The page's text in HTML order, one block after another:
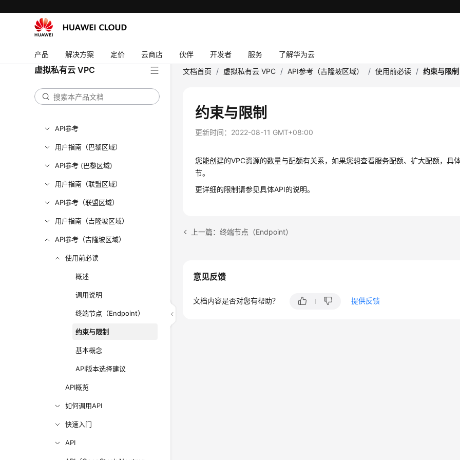
产品 解决方案 定价 云商店 伙伴 开发者 服务 了解华为云
虚拟私有云 VPC
SDK参考
常见问题
视频帮助
产品术语
更多文档
API参考
用户指南（巴黎区域）
API参考 (巴黎区域)
用户指南（联盟区域）
API参考（联盟区域）
用户指南（吉隆坡区域）
API参考（吉隆坡区域）
使用前必读
概述
调用说明
终端节点（Endpoint）
约束与限制
基本概念
API版本选择建议
API概览
如何调用API
快速入门
API
文档首页 / 虚拟私有云 VPC / API参考（吉隆坡区域） / 使用前必读 / 约束与限制
约束与限制
更新时间： 2022-08-11 GMT+08:00
您能创建的VPC资源的数量与配额有关系，如果您想查看服务配额、扩大配额，具
节。
更详细的限制请参见具体API的说明。
上一篇：终端节点（Endpoint）
意见反馈
文档内容是否对您有帮助？ 提供反馈